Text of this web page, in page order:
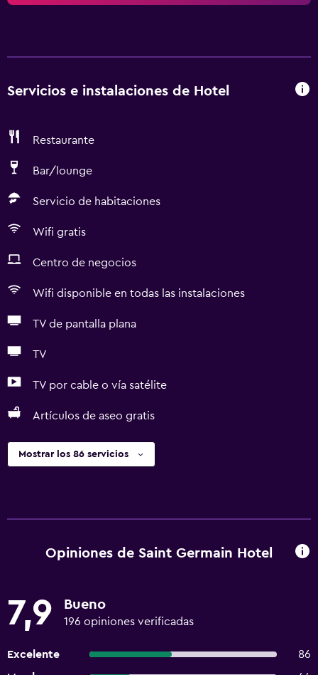
Servicios e instalaciones de Hotel
Restaurante
Bar/lounge
Servicio de habitaciones
Wifi gratis
Centro de negocios
Wifi disponible en todas las instalaciones
TV de pantalla plana
TV
TV por cable o vía satélite
Artículos de aseo gratis
Mostrar los 86 servicios
Opiniones de Saint Germain Hotel
7,9 Bueno
196 opiniones verificadas
Excelente
86